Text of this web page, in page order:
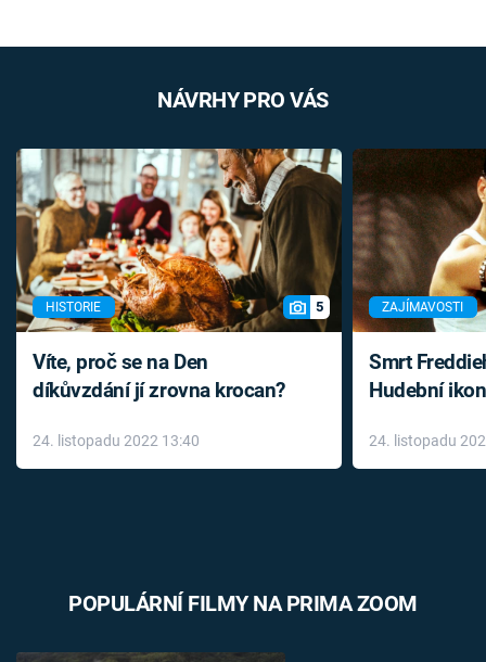
NÁVRHY PRO VÁS
HISTORIE 5
Víte, proč se na Den
díkůvzdání jí zrovna krocan?
24. listopadu 2022 13:40
ZAJÍMAVOSTI
Smrt
Hudební
léky
24. listopadu
POPULÁRNÍ FILMY NA PRIMA ZOOM